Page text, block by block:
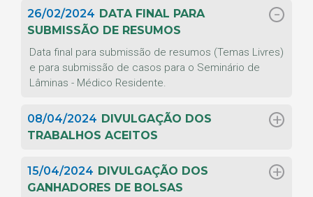
26/02/2024 DATA FINAL PARA
SUBMISSÃO DE RESUMOS
Data final para submissão de resumos (Temas Livres)
e para submissão de casos para o Seminário de
Lâminas - Médico Residente.
08/04/2024 DIVULGAÇÃO DOS
TRABALHOS ACEITOS
15/04/2024 DIVULGAÇÃO DOS
GANHADORES DE BOLSAS